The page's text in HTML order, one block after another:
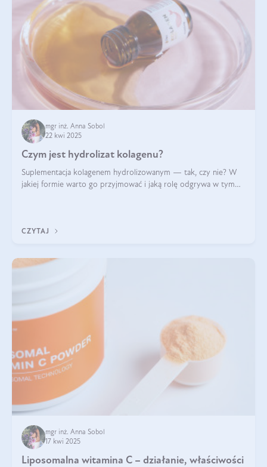
mgr inż. Anna Sobol
22 kwi 2025
Czym jest hydrolizat kolagenu?
Suplementacja kolagenem hydrolizowanym — tak, czy nie? W
jakiej formie warto go przyjmować i jaką rolę odgrywa w tym
CZYTAJ
mgr inż. Anna Sobol
17 kwi 2025
Liposomalna witamina C – działanie, właściwości